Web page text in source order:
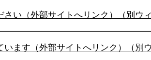
い（外部サイトへリンク）（別ウ
ます（外部サイトへリンク）（別